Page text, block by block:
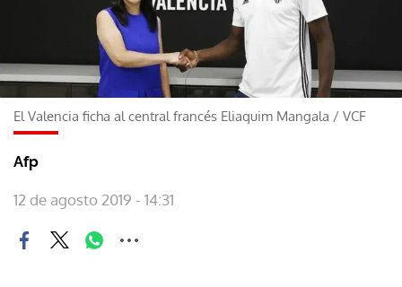
El Valencia ficha al central francés Eliaquim Mangala / VCF
Afp
12 de agosto 2019 - 14:31